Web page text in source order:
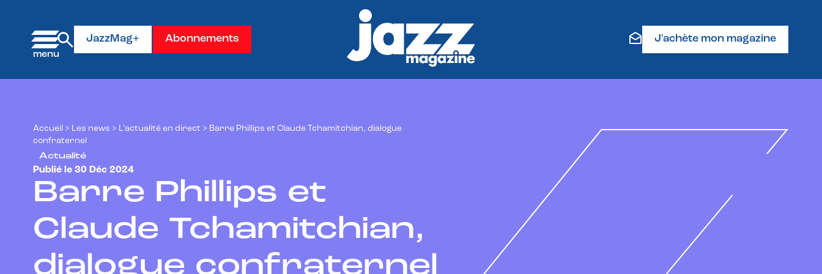
JazzMag+ Abonnements J'achète mon magazine
Accueil > Les news > L'actualité en direct > Barre Phillips et Claude Tchamitchian, dialogue
confraternel
Actualité
Publié le 30 Déc 2024
Barre Phillips et
Claude Tchamitchian,
dialogue confraternel